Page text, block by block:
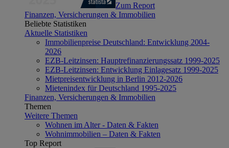
Zum Report
Finanzen, Versicherungen & Immobilien
Beliebte Statistiken
Aktuelle Statistiken
Immobilienpreise Deutschland: Entwicklung 2004-
2026
EZB-Leitzinsen: Hauptrefinanzierungssatz 1999-2025
EZB-Leitzinsen: Entwicklung Einlagesatz 1999-2025
Mietpreisentwicklung in Berlin 2012-2026
Mietenindex für Deutschland 1995-2025
Finanzen, Versicherungen & Immobilien
Themen
Weitere Themen
Wohnen im Alter - Daten & Fakten
Wohnimmobilien – Daten & Fakten
Top Report